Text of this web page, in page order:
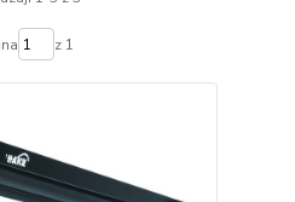
z 1